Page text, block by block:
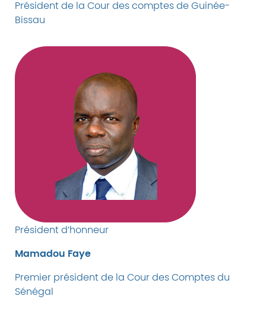
Président de la Cour des comptes de Guinée-
Bissau
Président d’honneur
Mamadou Faye
Premier président de la Cour des Comptes du
Sénégal